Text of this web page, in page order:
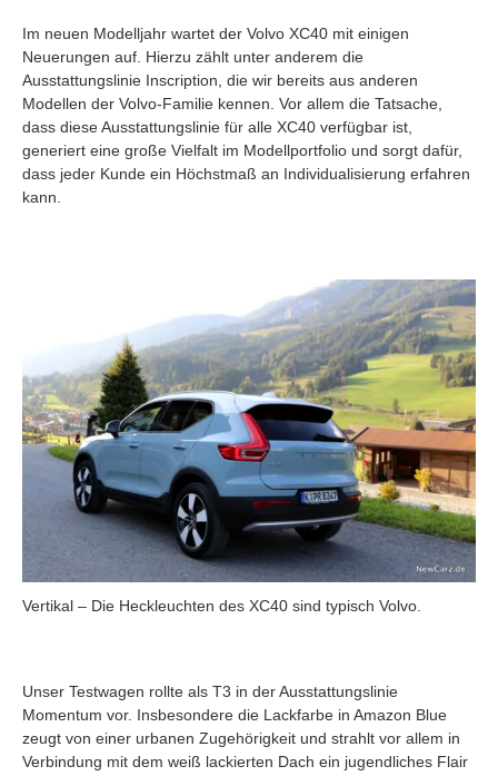
Im neuen Modelljahr wartet der Volvo XC40 mit einigen
Neuerungen auf. Hierzu zählt unter anderem die
Ausstattungslinie Inscription, die wir bereits aus anderen
Modellen der Volvo-Familie kennen. Vor allem die Tatsache,
dass diese Ausstattungslinie für alle XC40 verfügbar ist,
generiert eine große Vielfalt im Modellportfolio und sorgt dafür,
dass jeder Kunde ein Höchstmaß an Individualisierung erfahren
kann.
Vertikal – Die Heckleuchten des XC40 sind typisch Volvo.
Unser Testwagen rollte als T3 in der Ausstattungslinie
Momentum vor. Insbesondere die Lackfarbe in Amazon Blue
zeugt von einer urbanen Zugehörigkeit und strahlt vor allem in
Verbindung mit dem weiß lackierten Dach ein jugendliches Flair